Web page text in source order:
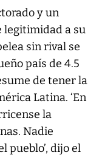
y un
legitimidad a su
sin rival se
país de 4.5
de tener la
Latina. ‘En
la
Nadie
pueblo’, dijo el